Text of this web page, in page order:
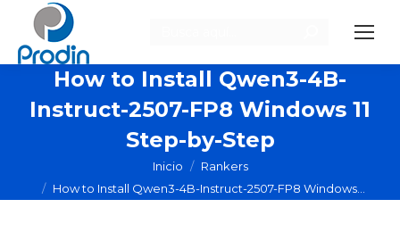
How to Install Qwen3-4B-
Instruct-2507-FP8 Windows 11
Step-by-Step
Inicio
Rankers
How to Install Qwen3-4B-Instruct-2507-FP8 Windows…